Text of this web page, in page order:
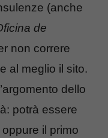
(anche
de
non correre
al meglio il sito.
dello
potrà essere
il primo